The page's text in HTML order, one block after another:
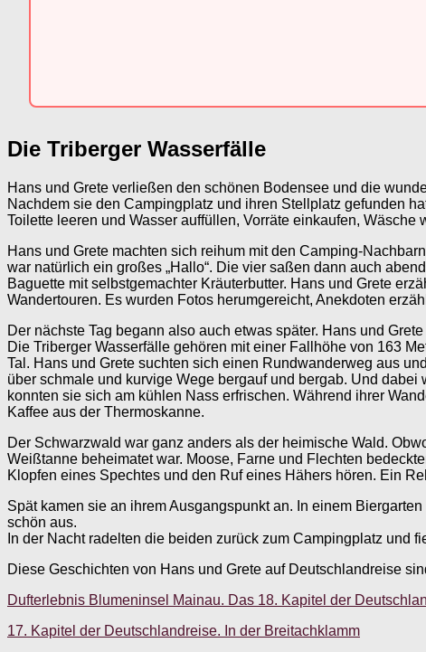
Die Triberger Wasserfälle
Hans und Grete verließen den schönen Bodensee und die
Nachdem sie den Campingplatz und ihren Stellplatz gefunden
Toilette leeren und Wasser auffüllen, Vorräte einkaufen, Wäsche
Hans und Grete machten sich reihum mit den Camping-
war natürlich ein großes „Hallo“. Die vier saßen dann auch
Baguette mit selbstgemachter Kräuterbutter. Hans und Grete
Wandertouren. Es wurden Fotos herumgereicht, Anekdoten
Der nächste Tag begann also auch etwas später. Hans und
Die Triberger Wasserfälle gehören mit einer Fallhöhe von 163
Tal. Hans und Grete suchten sich einen Rundwanderweg aus
über schmale und kurvige Wege bergauf und bergab. Und
konnten sie sich am kühlen Nass erfrischen. Während ihrer
Kaffee aus der Thermoskanne.
Der Schwarzwald war ganz anders als der heimische Wald.
Weißtanne beheimatet war. Moose, Farne und Flechten
Klopfen eines Spechtes und den Ruf eines Hähers hören. Ein
Spät kamen sie an ihrem Ausgangspunkt an. In einem
schön aus.
In der Nacht radelten die beiden zurück zum Campingplatz und
Diese Geschichten von Hans und Grete auf Deutschlandreise
Dufterlebnis Blumeninsel Mainau. Das 18. Kapitel der
17. Kapitel der Deutschlandreise. In der Breitachklamm